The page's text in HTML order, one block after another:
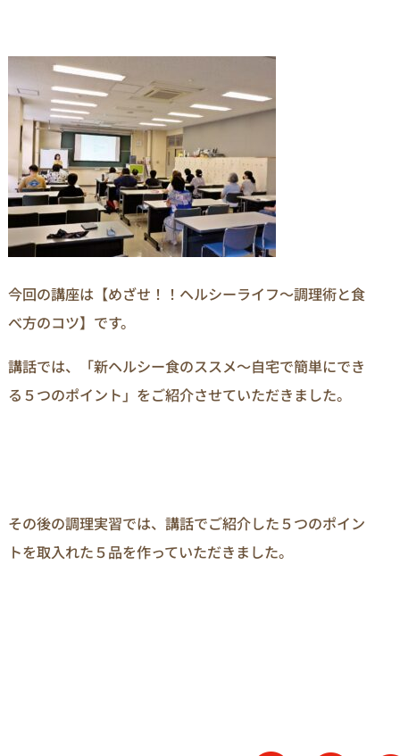
今回の講座は【めざせ！！ヘルシーライフ～調理術と食
べ方のコツ】です。
講話では、「新ヘルシー食のススメ～自宅で簡単にでき
る５つのポイント」をご紹介させていただきました。
その後の調理実習では、講話でご紹介した５つのポイン
トを取入れた５品を作っていただきました。